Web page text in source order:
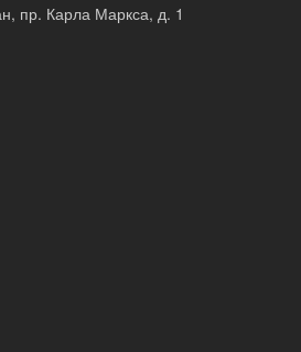
пр. Карла Маркса, д. 1